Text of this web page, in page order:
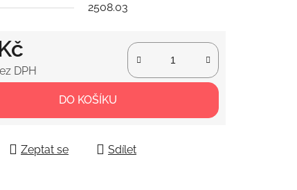
2508.03
DPH
DO KOŠÍKU
Zeptat se Sdílet